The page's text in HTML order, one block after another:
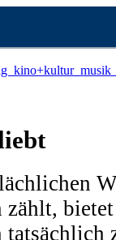
kino+kultur musik
zählt,
tatsächlich